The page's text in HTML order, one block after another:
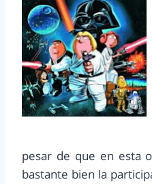
pesar de que en esta
bastante bien la